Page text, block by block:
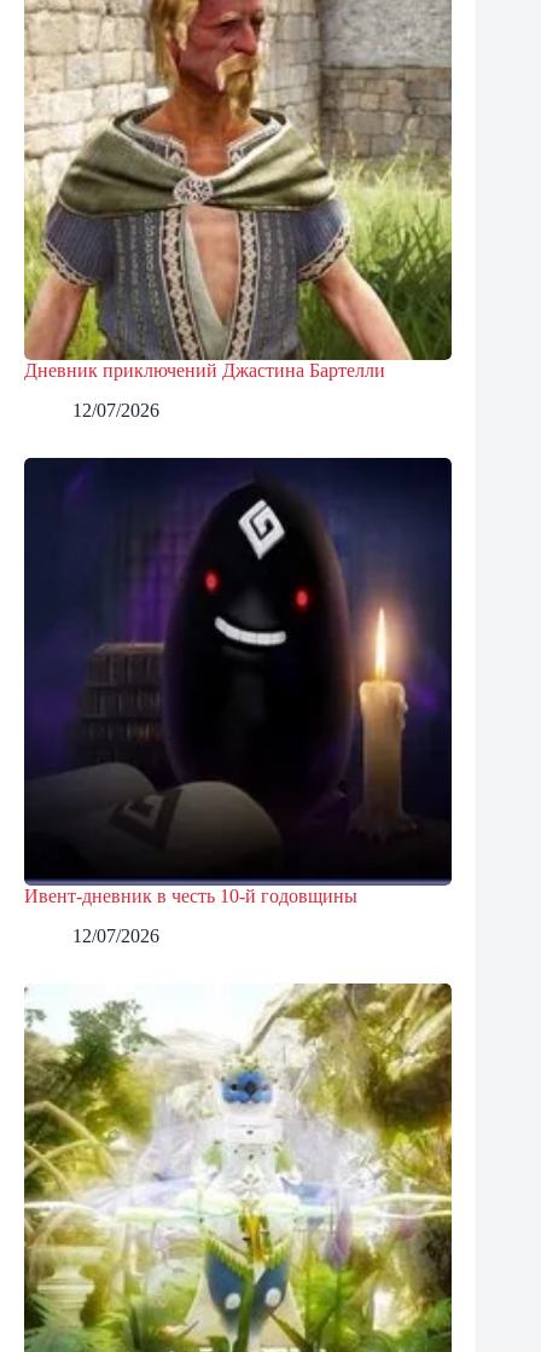
Дневник приключений Джастина Бартелли
12/07/2026
Ивент-дневник в честь 10-й годовщины
12/07/2026